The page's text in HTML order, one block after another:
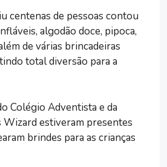
centenas de pessoas contou
algodão doce, pipoca,
de várias brincadeiras
total diversão para a
Colégio Adventista e da
Wizard estiveram presentes
brindes para as crianças